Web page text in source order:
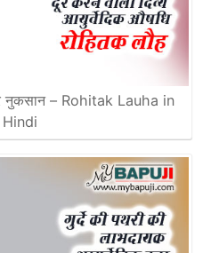
नुकसान – Rohitak Lauha in
Hindi